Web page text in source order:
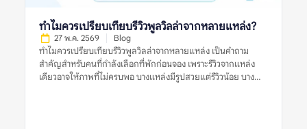
ข้อร้องเรียนซ้ำจึงสำคัญกว่ารีวิวแย่ครั้งเดียว? รีวิวแย่เพียงครั้งเดียว
อาจสะท้อนปัญหาจริง แต่ยังไม่เพียงพอที่จะสรุปว่าที่พักมีมาตรฐาน
ไม่ดีเสมอไป ผู้เข้าพักแต่ละคนมีความคาดหวังต่างกัน บางคนอาจให้
คะแนนต่ำเพราะไม่พอใจกฎบ้าน บางคนอาจเจอเหตุการณ์เฉพาะวัน
เช่น ฝนตก ไฟดับชั่วคราว หรือแม่บ้านเข้าทำความสะอาดล่าช้า แต่ถ้า
ปัญหาเดิมปรากฏซ้ำหลายครั้ง โดยเฉพาะในรีวิวล่าสุดหรือในหลาย
ทำไมควรเปรียบเทียบรีวิวพูลวิลล่าจากหลายแหล่ง?
27 พ.ค. 2569 Blog
ทำไมควรเปรียบเทียบรีวิวพูลวิลล่าจากหลายแหล่ง เป็นคำถาม
สำคัญสำหรับคนที่กำลังเลือกที่พักก่อนจอง เพราะรีวิวจากแหล่ง
เดียวอาจให้ภาพที่ไม่ครบพอ บางแหล่งมีรูปสวยแต่รีวิวน้อย บาง